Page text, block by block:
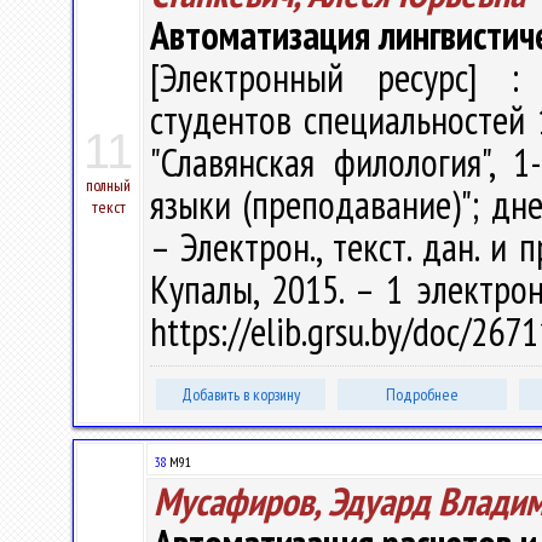
11
полный
текст
Автоматизация
[Электронный ресурс] :
студентов
"Славянская филология",
языки (преподавание)";
– Электрон., текст. дан. и
Купалы, 2015. – 1
https://elib.grsu.by/doc/
Добавить в корзину Подробнее
38 М91
Мусафиров, Эдуард